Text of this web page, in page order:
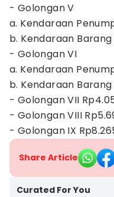
- Golongan V
a. Kendaraan
b. Kendaraan Barang
- Golongan VI
a. Kendaraan
b. Kendaraan Barang
- Golongan VII
- Golongan VIII
- Golongan IX
Share Article
Curated For You